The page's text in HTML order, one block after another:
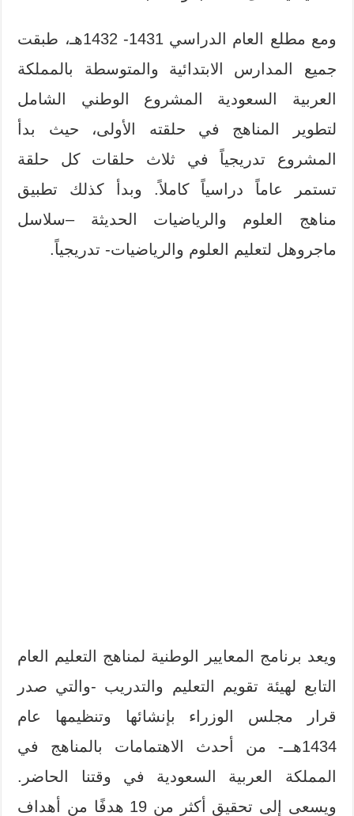
ومع مطلع العام الدراسي 1431- 1432هـ، طبقت
جميع المدارس الابتدائية والمتوسطة بالمملكة
العربية السعودية المشروع الوطني الشامل
لتطوير المناهج في حلقته الأولى، حيث بدأ
المشروع تدريجياً في ثلاث حلقات كل حلقة
تستمر عاماً دراسياً كاملاً. وبدأ كذلك تطبيق
مناهج العلوم والرياضيات الحديثة –سلاسل
ماجروهل لتعليم العلوم والرياضيات- تدريجياً.
ويعد برنامج المعايير الوطنية لمناهج التعليم العام
التابع لهيئة تقويم التعليم والتدريب -والتي صدر
قرار مجلس الوزراء بإنشائها وتنظيمها عام
1434هــ- من أحدث الاهتمامات بالمناهج في
المملكة العربية السعودية في وقتنا الحاضر.
ويسعى إلى تحقيق أكثر من 19 هدفًا من أهداف